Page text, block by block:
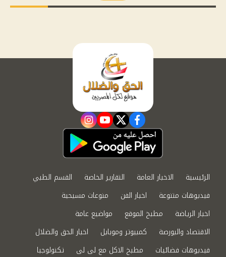
facebook
twitter
youtube
instagram
الرئيسية الاخبار العامة التقارير الخاصة
القسم الطبي
فيديوهات متنوعة
اخبار الفن
منوعات مسيحية
اخبار الرياضة
مطبخ الموقع
مواضيع عامة
الاقتصاد والبورصة
كمبيوتر وموبايل
اخبار الحق والضلال
فيديوهات فضائيات
مطبخ الاكل مع لى لى تكنولوجيا